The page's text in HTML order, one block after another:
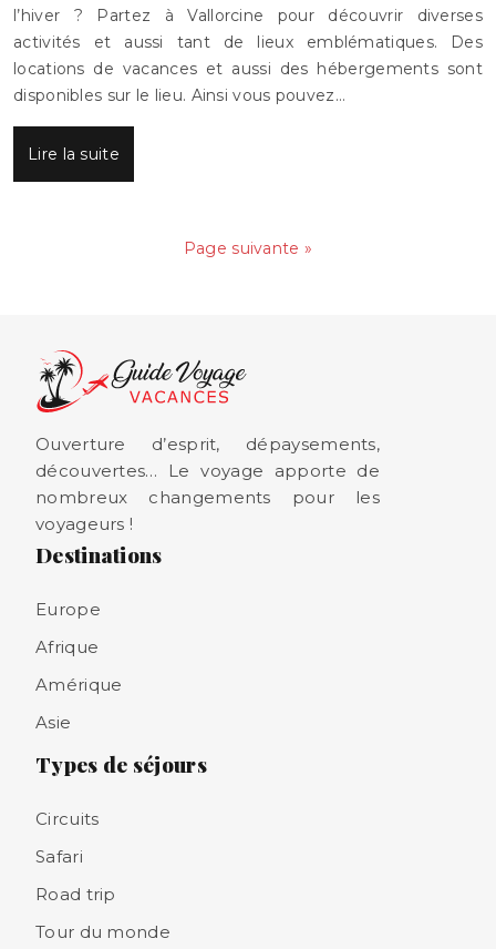
l’hiver ? Partez à Vallorcine pour découvrir diverses
activités et aussi tant de lieux emblématiques. Des
locations de vacances et aussi des hébergements sont
disponibles sur le lieu. Ainsi vous pouvez…
Lire la suite
Page suivante »
Ouverture d’esprit, dépaysements,
découvertes… Le voyage apporte de
nombreux changements pour les
voyageurs !
Destinations
Europe
Afrique
Amérique
Asie
Types de séjours
Circuits
Safari
Road trip
Tour du monde